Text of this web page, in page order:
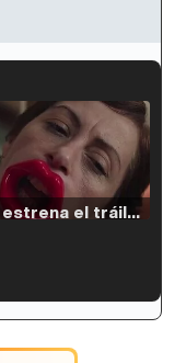
Filmin estrena el tráiler de 'Millennial Mal', su nueva comedia universitaria de la mano de Lorena Iglesias